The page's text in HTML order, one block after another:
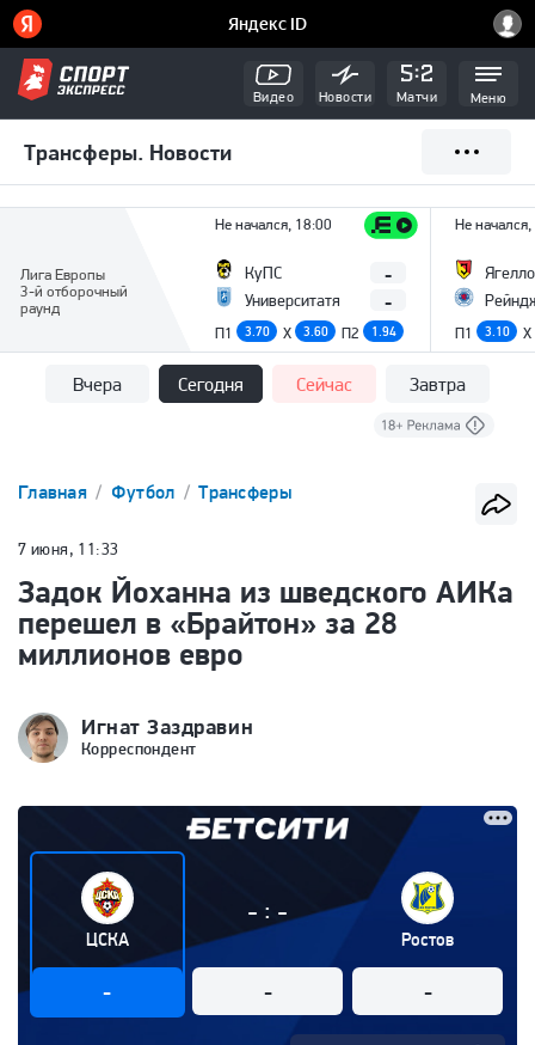
Видео Новости Матчи Меню
Трансферы. Новости
Лига Европы
3-й отборочный
раунд
Не начался, 18:00
КуПС
Университатя
-
-
П1 3.70 X 3.60 П2 1.94
Не
П1 3.10 X
Вчера Сегодня Сейчас Завтра
Главная Футбол Трансферы
7 июня, 11:33
Задок Йоханна из шведского АИКа
перешел в «Брайтон» за 28
миллионов евро
Игнат Заздравин
Корреспондент
ЦСКА
-
- : -
-
Ростов
-